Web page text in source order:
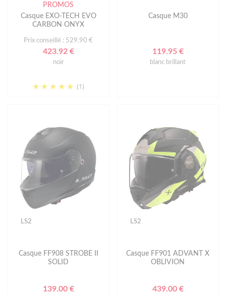
PROMOS
Casque EXO-TECH EVO
CARBON ONYX
Prix conseillé : 529.90 €
423.92 €
noir
(1)
Casque M30
119.95 €
blanc brillant
LS2
Casque FF908 STROBE II
SOLID
139.00 €
LS2
Casque FF901 ADVANT X
OBLIVION
439.00 €